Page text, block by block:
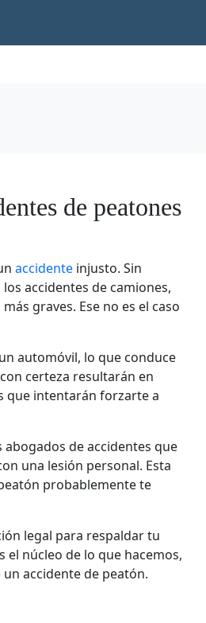
de peatones
accidente injusto. Sin
accidentes de camiones,
graves. Ese no es el caso
automóvil, lo que conduce
certeza resultarán en
que intentarán forzarte a
abogados de accidentes que
una lesión personal. Esta
probablemente te
legal para respaldar tu
el núcleo de lo que hacemos,
accidente de peatón.